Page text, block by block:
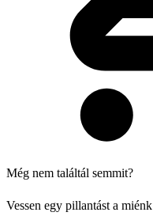
Még nem találtál semmit?
Vessen egy pillantást a miénk